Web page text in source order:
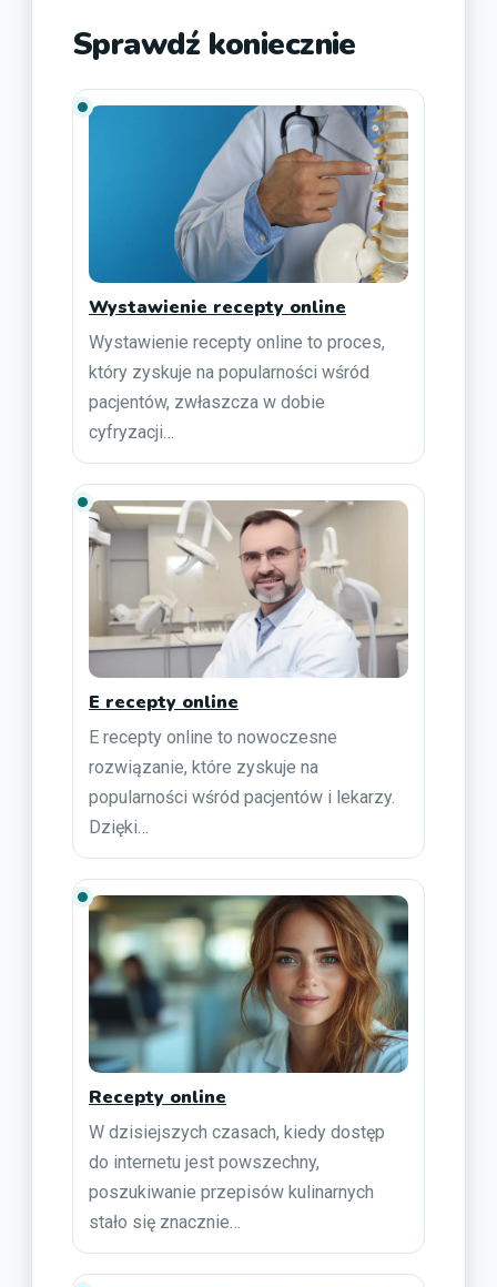
Sprawdź koniecznie
Wystawienie recepty online
Wystawienie recepty online to proces,
który zyskuje na popularności wśród
pacjentów, zwłaszcza w dobie
cyfryzacji…
E recepty online
E recepty online to nowoczesne
rozwiązanie, które zyskuje na
popularności wśród pacjentów i lekarzy.
Dzięki…
Recepty online
W dzisiejszych czasach, kiedy dostęp
do internetu jest powszechny,
poszukiwanie przepisów kulinarnych
stało się znacznie…